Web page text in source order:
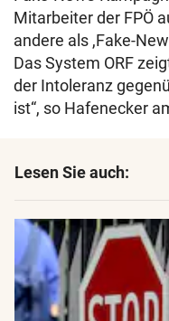
Mitarbeiter der FPÖ
andere als ,Fake-
Das System ORF
der Intoleranz
ist“, so Hafenecker
Lesen Sie auch: